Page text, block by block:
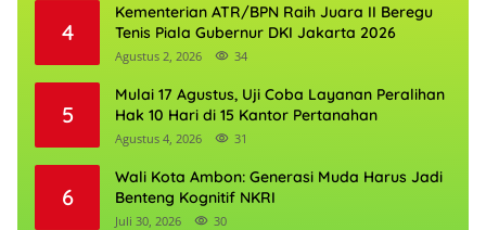
4
Kementerian ATR/BPN Raih Juara II Beregu
Tenis Piala Gubernur DKI Jakarta 2026
Agustus 2, 2026 34
5
Mulai 17 Agustus, Uji Coba Layanan Peralihan
Hak 10 Hari di 15 Kantor Pertanahan
Agustus 4, 2026 31
6
Wali Kota Ambon: Generasi Muda Harus Jadi
Benteng Kognitif NKRI
Juli 30, 2026 30